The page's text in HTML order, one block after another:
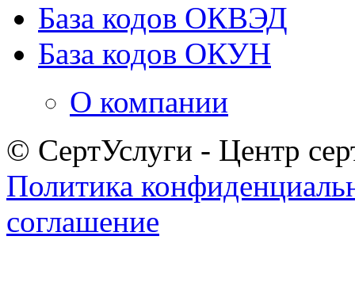
База кодов ОКВЭД
База кодов ОКУН
О компании
© СертУслуги - Центр
Политика
соглашение